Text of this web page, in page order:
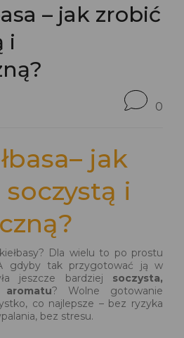
– jak zrobić
i
0
jak
i
Dla wielu to po prostu
gdyby tak przygotować ją w
jeszcze bardziej soczysta,
? Wolne gotowanie
co najlepsze – bez ryzyka
bez stresu.